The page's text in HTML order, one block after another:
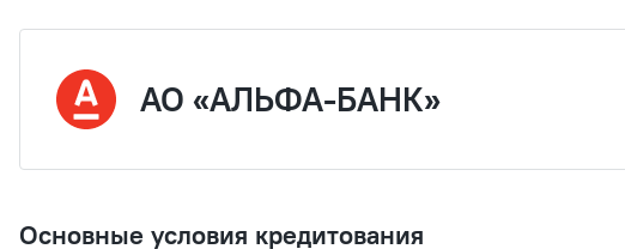
АО «АЛЬФА-БАНК»
Основные условия кредитования